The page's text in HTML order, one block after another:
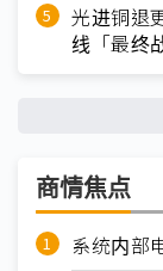
光进铜退
线「最终
商情焦点
系统内部